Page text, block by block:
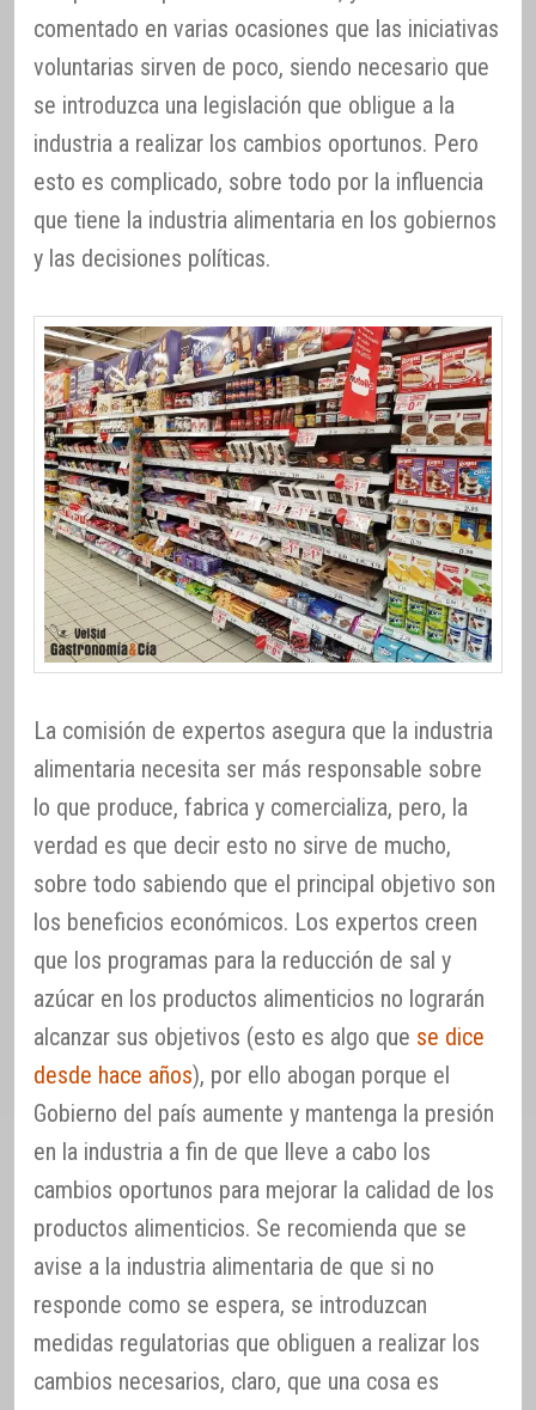
comentado en varias ocasiones que las iniciativas
voluntarias sirven de poco, siendo necesario que
se introduzca una legislación que obligue a la
industria a realizar los cambios oportunos. Pero
esto es complicado, sobre todo por la influencia
que tiene la industria alimentaria en los gobiernos
y las decisiones políticas.
La comisión de expertos asegura que la industria
alimentaria necesita ser más responsable sobre
lo que produce, fabrica y comercializa, pero, la
verdad es que decir esto no sirve de mucho,
sobre todo sabiendo que el principal objetivo son
los beneficios económicos. Los expertos creen
que los programas para la reducción de sal y
azúcar en los productos alimenticios no lograrán
alcanzar sus objetivos (esto es algo que se dice
desde hace años), por ello abogan porque el
Gobierno del país aumente y mantenga la presión
en la industria a fin de que lleve a cabo los
cambios oportunos para mejorar la calidad de los
productos alimenticios. Se recomienda que se
avise a la industria alimentaria de que si no
responde como se espera, se introduzcan
medidas regulatorias que obliguen a realizar los
cambios necesarios, claro, que una cosa es